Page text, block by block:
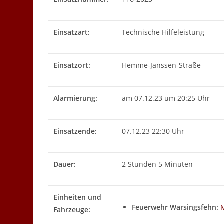
Einsatzart: Technische Hilfeleistung
Einsatzort: Hemme-Janssen-Straße
Alarmierung: am 07.12.23 um 20:25 Uhr
Einsatzende: 07.12.23 22:30 Uhr
Dauer: 2 Stunden 5 Minuten
Einheiten und
Fahrzeuge:
Feuerwehr Warsingsfehn: